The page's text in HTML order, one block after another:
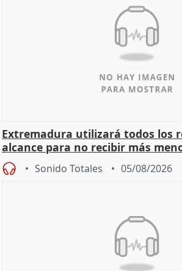
Extremadura utilizará todos los
alcance para no recibir más
Sonido Totales 05/08/2026